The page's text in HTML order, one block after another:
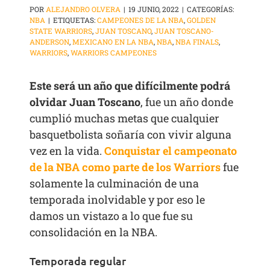
POR ALEJANDRO OLVERA | 19 JUNIO, 2022 | CATEGORÍAS:
NBA | ETIQUETAS:CAMPEONES DE LA NBA,GOLDEN
STATE WARRIORS,JUAN TOSCANO,JUAN TOSCANO-
ANDERSON,MEXICANO EN LA NBA,NBA,NBA FINALS,
WARRIORS,WARRIORS CAMPEONES
Este será un año que difícilmente podrá
olvidar Juan Toscano, fue un año donde
cumplió muchas metas que cualquier
basquetbolista soñaría con vivir alguna
vez en la vida.Conquistar el campeonato
de la NBA como parte de los Warriorsfue
solamente la culminación de una
temporada inolvidable y por eso le
damos un vistazo a lo que fue su
consolidación en la NBA.
Temporada regular